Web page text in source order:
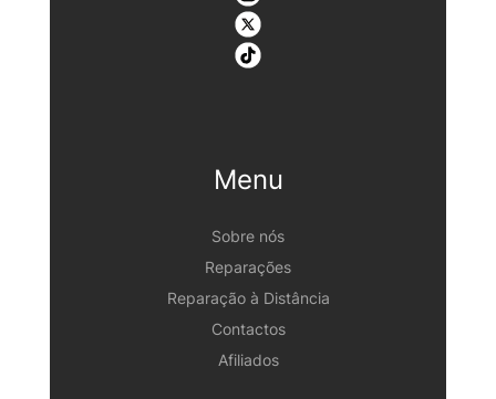
Menu
Sobre nós
Reparações
Reparação à Distância
Contactos
Afiliados